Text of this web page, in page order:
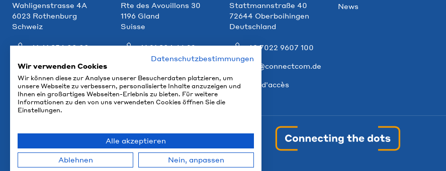
Wahligenstrasse 4A
6023 Rothenburg
Schweiz
+41 41 854 00 00
info@ccm.ch
Plan d'accès
Rte des Avouillons 30
1196 Gland
Suisse
+41 21 804 66 22
Plan d'accès
Stattmannstraße 40
72644 Oberboihingen
Deutschland
+49 7022 9607 100
info@connectcom.de
Plan d'accès
News
Datenschutzbestimmungen
Wir verwenden Cookies
Wir können diese zur Analyse unserer Besucherdaten platzieren, um
unsere Webseite zu verbessern, personalisierte Inhalte anzuzeigen und
Ihnen ein großartiges Webseiten-Erlebnis zu bieten. Für weitere
Informationen zu den von uns verwendeten Cookies öffnen Sie die
Einstellungen.
Alle akzeptieren
Ablehnen Nein, anpassen